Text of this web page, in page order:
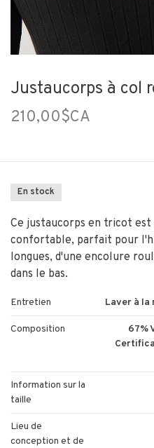
Justaucorps à col
210,00$CA
En stock
Ce justaucorps en tricot
confortable, parfait pour
longues, d'une encolure
dans le bas.
Entretien Laver à la
Composition
67%
Information sur la
taille
Lieu de
conception et de